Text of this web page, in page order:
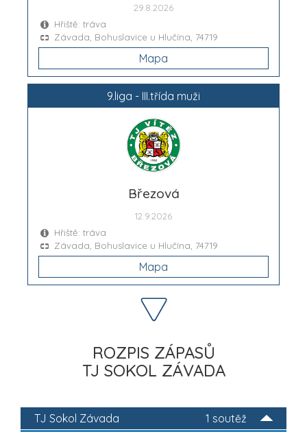
29.8.2026
Hřiště: tráva
Závada, Bohuslavice u Hlučína, 74719
Mapa
9.liga - III.třída muži
Březová
12.9.2026
Hřiště: tráva
Závada, Bohuslavice u Hlučína, 74719
Mapa
ROZPIS ZÁPASŮ
TJ SOKOL ZÁVADA
1 soutěž
TJ Sokol Závada